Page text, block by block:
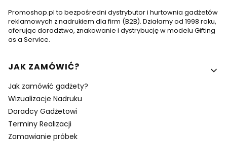
Promoshop.pl to bezpośredni dystrybutor i hurtownia gadżetów
reklamowych z nadrukiem dla firm (B2B). Działamy od 1998 roku,
oferując doradztwo, znakowanie i dystrybucję w modelu Gifting
as a Service.
Linki w stopce
JAK ZAMÓWIĆ?
Jak zamówić gadżety?
Wizualizacje Nadruku
Doradcy Gadżetowi
Terminy Realizacji
Zamawianie próbek